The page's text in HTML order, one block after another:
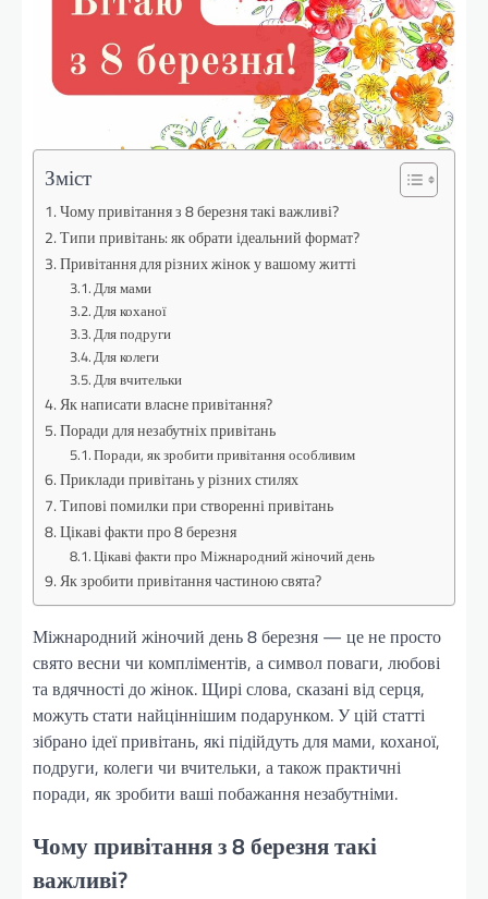
Зміст
Чому привітання з 8 березня такі важливі?
Типи привітань: як обрати ідеальний формат?
Привітання для різних жінок у вашому житті
Для мами
Для коханої
Для подруги
Для колеги
Для вчительки
Як написати власне привітання?
Поради для незабутніх привітань
Поради, як зробити привітання особливим
Приклади привітань у різних стилях
Типові помилки при створенні привітань
Цікаві факти про 8 березня
Цікаві факти про Міжнародний жіночий день
Як зробити привітання частиною свята?
Міжнародний жіночий день 8 березня — це не просто
свято весни чи компліментів, а символ поваги, любові
та вдячності до жінок. Щирі слова, сказані від серця,
можуть стати найціннішим подарунком. У цій статті
зібрано ідеї привітань, які підійдуть для мами, коханої,
подруги, колеги чи вчительки, а також практичні
поради, як зробити ваші побажання незабутніми.
Чому привітання з 8 березня такі
важливі?